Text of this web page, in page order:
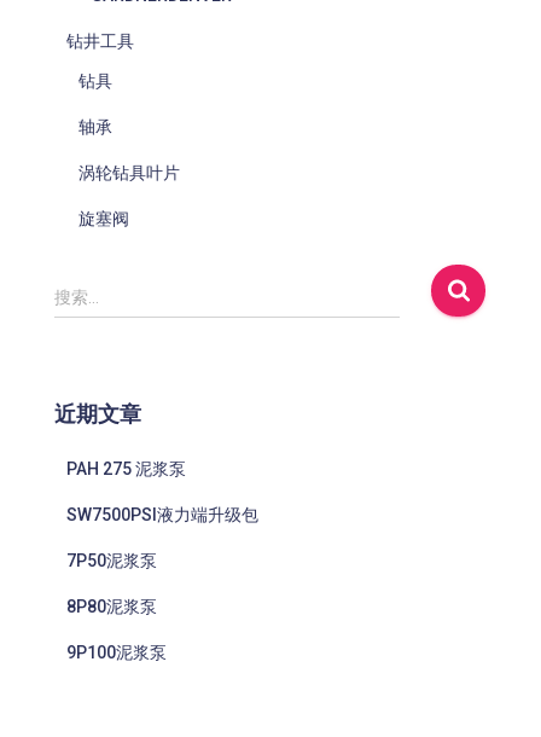
钻井工具
钻具
轴承
涡轮钻具叶片
旋塞阀
搜
索
搜索…
近期文章
PAH 275 泥浆泵
SW7500PSI液力端升级包
7P50泥浆泵
8P80泥浆泵
9P100泥浆泵